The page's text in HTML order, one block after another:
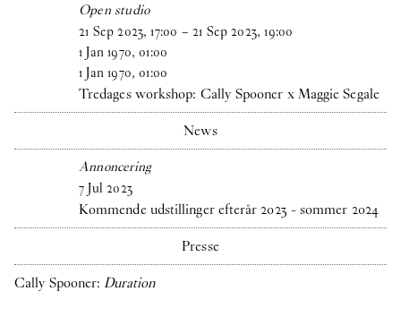
Open studio
21 Sep 2023,17:00 – 21 Sep 2023,19:00
1 Jan 1970,01:00
1 Jan 1970,01:00
Tredages workshop: Cally Spooner x Maggie Segale
News
Annoncering
7 Jul 2023
Kommende udstillinger efterår 2023 - sommer 2024
Presse
Cally Spooner: Duration